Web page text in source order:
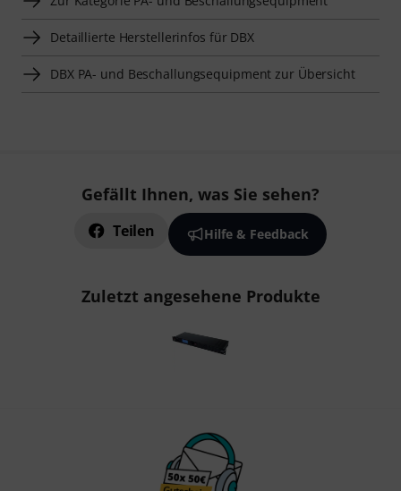
Detaillierte Herstellerinfos für DBX
DBX PA- und Beschallungsequipment zur Übersicht
Gefällt Ihnen, was Sie sehen?
Teilen Hilfe & Feedback
Zuletzt angesehene Produkte